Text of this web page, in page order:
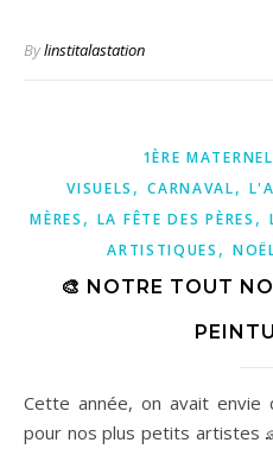
Bylinstitalastation
1ÈRE
VISUELS ,CARNAVAL,
MÈRES , LA FÊTE DES PÈRES ,
ARTISTIQUES ,
🎨 NOTRE TOUT
Cette année, on avait envie d’un outil simple et complet
pour nos plus petits artistes